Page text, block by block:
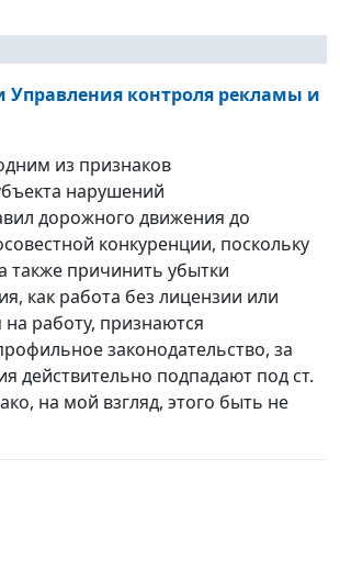
Управления контроля рекламы и
из признаков
нарушений
дорожного движения до
конкуренции, поскольку
также причинить убытки
как работа без лицензии или
работу, признаются
законодательство, за
действительно подпадают под ст.
на мой взгляд, этого быть не